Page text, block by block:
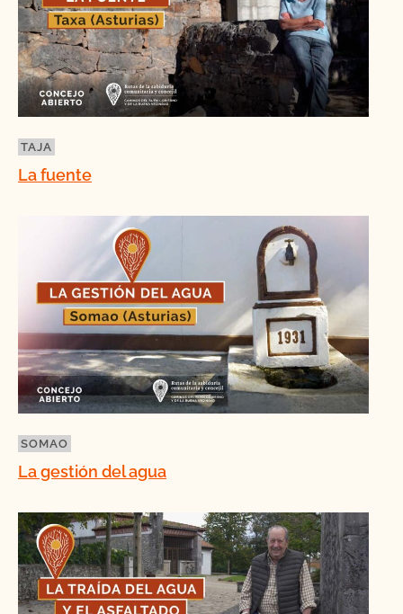
TAJA
La fuente
SOMAO
La gestión del agua